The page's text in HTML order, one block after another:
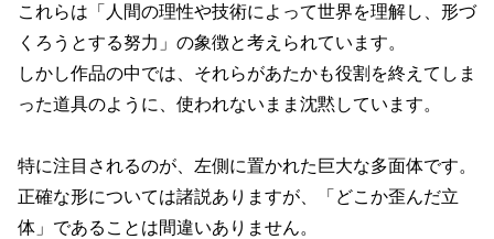
これらは「人間の理性や技術によって世界を理解し、形づ
くろうとする努力」の象徴と考えられています。
しかし作品の中では、それらがあたかも役割を終えてしま
った道具のように、使われないまま沈黙しています。
特に注目されるのが、左側に置かれた巨大な多面体です。
正確な形については諸説ありますが、「どこか歪んだ立
体」であることは間違いありません。